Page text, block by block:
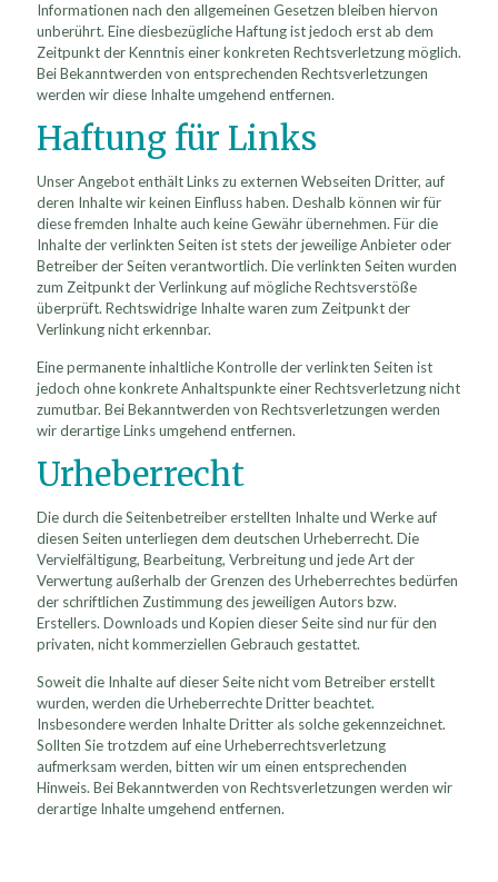
Informationen nach den allgemeinen Gesetzen bleiben hiervon
unberührt. Eine diesbezügliche Haftung ist jedoch erst ab dem
Zeitpunkt der Kenntnis einer konkreten Rechtsverletzung möglich.
Bei Bekanntwerden von entsprechenden Rechtsverletzungen
werden wir diese Inhalte umgehend entfernen.
Haftung für Links
Unser Angebot enthält Links zu externen Webseiten Dritter, auf
deren Inhalte wir keinen Einfluss haben. Deshalb können wir für
diese fremden Inhalte auch keine Gewähr übernehmen. Für die
Inhalte der verlinkten Seiten ist stets der jeweilige Anbieter oder
Betreiber der Seiten verantwortlich. Die verlinkten Seiten wurden
zum Zeitpunkt der Verlinkung auf mögliche Rechtsverstöße
überprüft. Rechtswidrige Inhalte waren zum Zeitpunkt der
Verlinkung nicht erkennbar.
Eine permanente inhaltliche Kontrolle der verlinkten Seiten ist
jedoch ohne konkrete Anhaltspunkte einer Rechtsverletzung nicht
zumutbar. Bei Bekanntwerden von Rechtsverletzungen werden
wir derartige Links umgehend entfernen.
Urheberrecht
Die durch die Seitenbetreiber erstellten Inhalte und Werke auf
diesen Seiten unterliegen dem deutschen Urheberrecht. Die
Vervielfältigung, Bearbeitung, Verbreitung und jede Art der
Verwertung außerhalb der Grenzen des Urheberrechtes bedürfen
der schriftlichen Zustimmung des jeweiligen Autors bzw.
Erstellers. Downloads und Kopien dieser Seite sind nur für den
privaten, nicht kommerziellen Gebrauch gestattet.
Soweit die Inhalte auf dieser Seite nicht vom Betreiber erstellt
wurden, werden die Urheberrechte Dritter beachtet.
Insbesondere werden Inhalte Dritter als solche gekennzeichnet.
Sollten Sie trotzdem auf eine Urheberrechtsverletzung
aufmerksam werden, bitten wir um einen entsprechenden
Hinweis. Bei Bekanntwerden von Rechtsverletzungen werden wir
derartige Inhalte umgehend entfernen.